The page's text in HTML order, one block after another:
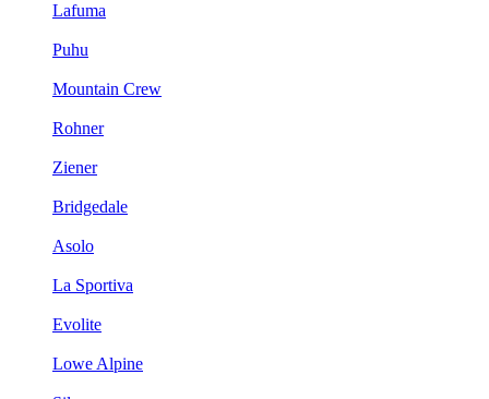
Lafuma
Puhu
Mountain Crew
Rohner
Ziener
Bridgedale
Asolo
La Sportiva
Evolite
Lowe Alpine